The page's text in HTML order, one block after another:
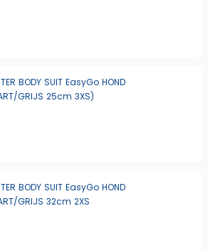
BODY SUIT EasyGo HOND
GRIJS 25cm 3XS)
BODY SUIT EasyGo HOND
GRIJS 32cm 2XS